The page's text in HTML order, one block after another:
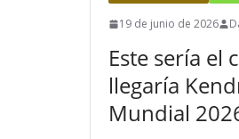
19 de junio de 2026
Este sería el
llegaría
Mundial